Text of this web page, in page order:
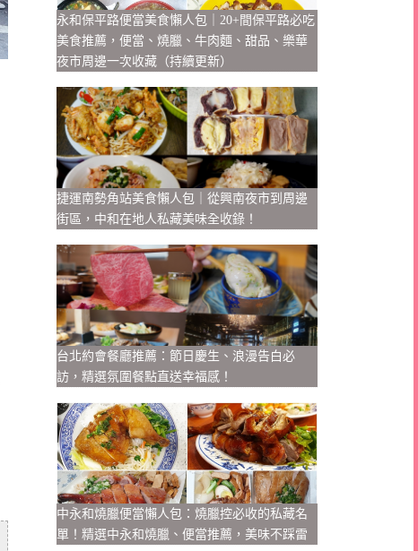
永和保平路便當美食懶人包｜20+間保平路必吃
美食推薦，便當、燒臘、牛肉麵、甜品、樂華
夜市周邊一次收藏（持續更新）
捷運南勢角站美食懶人包｜從興南夜市到周邊
街區，中和在地人私藏美味全收錄！
台北約會餐廳推薦：節日慶生、浪漫告白必
訪，精選氛圍餐點直送幸福感！
中永和燒臘便當懶人包：燒臘控必收的私藏名
單！精選中永和燒臘、便當推薦，美味不踩雷